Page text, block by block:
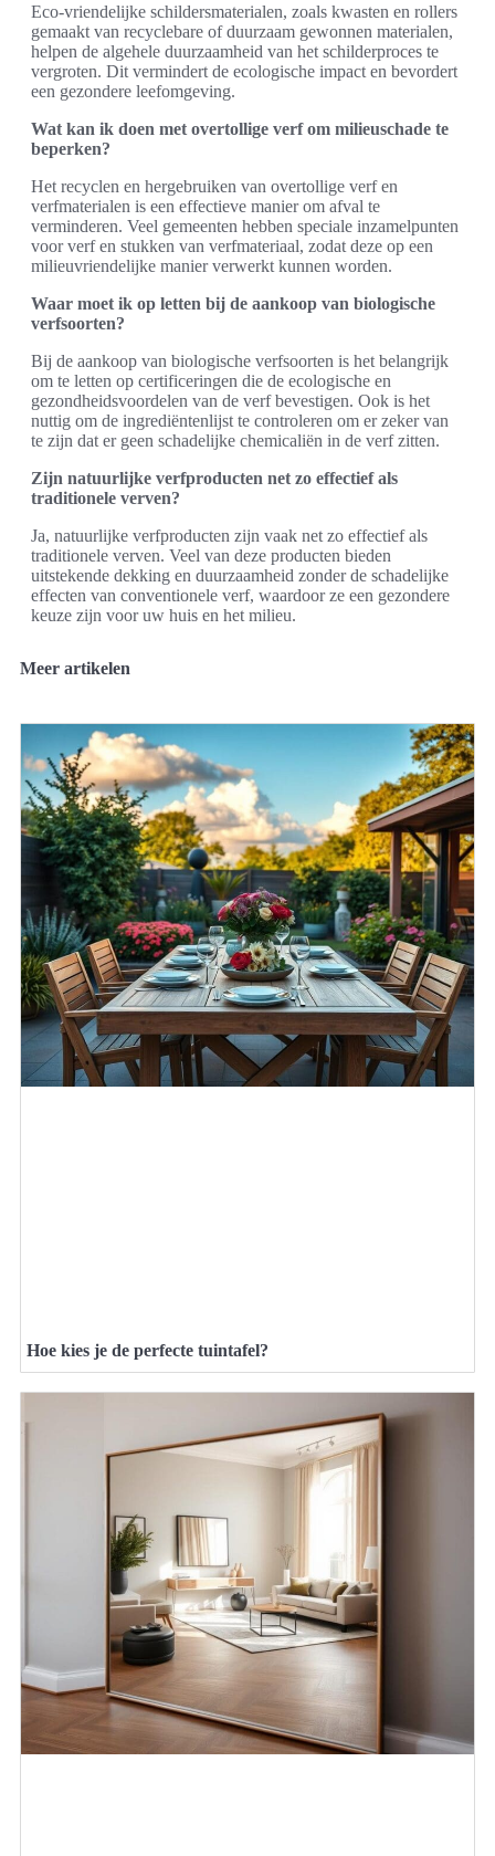
Eco-vriendelijke schildersmaterialen, zoals kwasten en rollers
gemaakt van recyclebare of duurzaam gewonnen materialen,
helpen de algehele duurzaamheid van het schilderproces te
vergroten. Dit vermindert de ecologische impact en bevordert
een gezondere leefomgeving.
Wat kan ik doen met overtollige verf om milieuschade te
beperken?
Het recyclen en hergebruiken van overtollige verf en
verfmaterialen is een effectieve manier om afval te
verminderen. Veel gemeenten hebben speciale inzamelpunten
voor verf en stukken van verfmateriaal, zodat deze op een
milieuvriendelijke manier verwerkt kunnen worden.
Waar moet ik op letten bij de aankoop van biologische
verfsoorten?
Bij de aankoop van biologische verfsoorten is het belangrijk
om te letten op certificeringen die de ecologische en
gezondheidsvoordelen van de verf bevestigen. Ook is het
nuttig om de ingrediëntenlijst te controleren om er zeker van
te zijn dat er geen schadelijke chemicaliën in de verf zitten.
Zijn natuurlijke verfproducten net zo effectief als
traditionele verven?
Ja, natuurlijke verfproducten zijn vaak net zo effectief als
traditionele verven. Veel van deze producten bieden
uitstekende dekking en duurzaamheid zonder de schadelijke
effecten van conventionele verf, waardoor ze een gezondere
keuze zijn voor uw huis en het milieu.
Meer artikelen
Hoe kies je de perfecte tuintafel?